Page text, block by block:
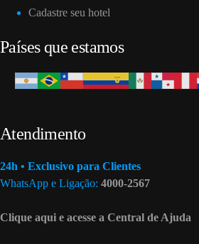
Cadastre seu hotel
Países que estamos
Atendimento
24h • Exclusivo para Clientes
WhatsApp e Ligação: 4000-2567
Clique aqui e acesse a Central de Ajuda